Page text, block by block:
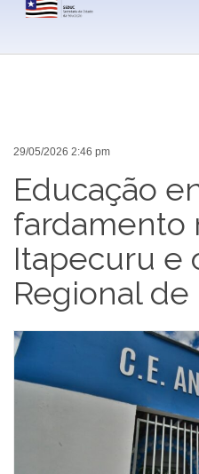
29/05/2026 2:46 pm
Educação
fardamento
Itapecuru e
Regional de